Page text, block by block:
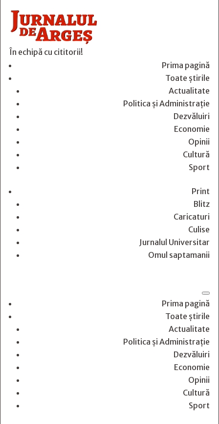
În echipă cu cititorii!
Prima pagină
Toate știrile
Actualitate
Politica și Administrație
Dezvăluiri
Economie
Opinii
Cultură
Sport
Print
Blitz
Caricaturi
Culise
Jurnalul Universitar
Omul saptamanii
Prima pagină
Toate știrile
Actualitate
Politica și Administrație
Dezvăluiri
Economie
Opinii
Cultură
Sport